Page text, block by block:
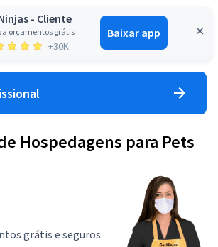
- Cliente
orçamentos grátis
+30K
Baixar app
Entrar
Hospedagens para Pets
grátis e seguros